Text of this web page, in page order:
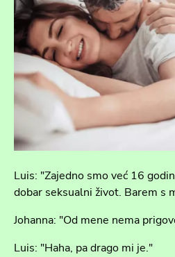
Luis: "Zajedno smo već 16
dobar seksualni život. Barem s
Johanna: "Od mene nema
Luis: "Haha, pa drago mi je."